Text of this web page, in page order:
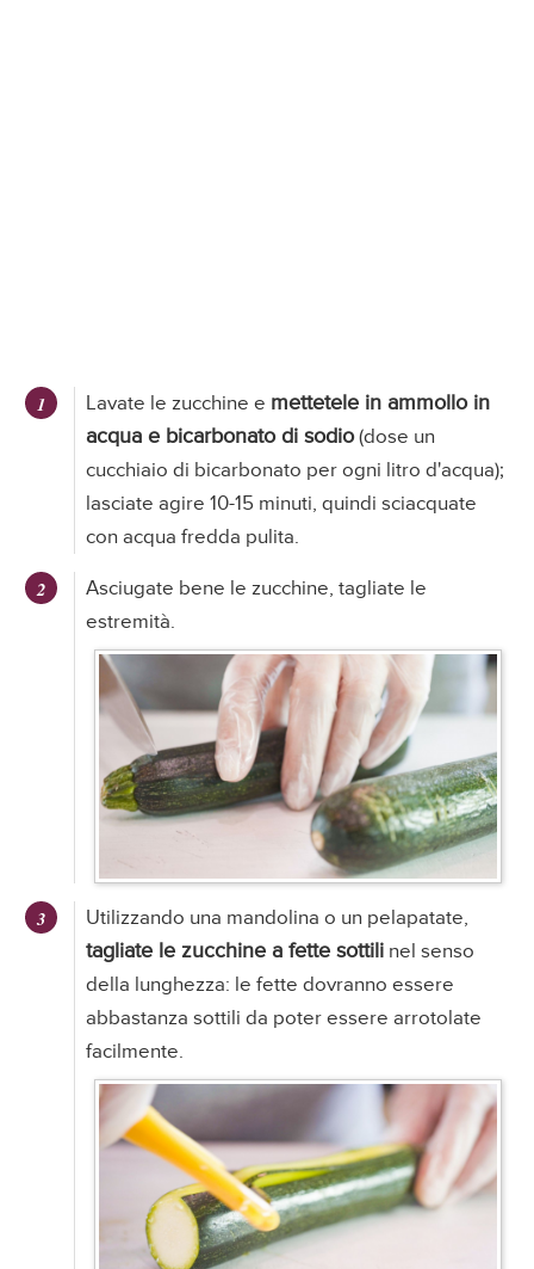
Lavate le zucchine e mettetele in ammollo in
acqua e bicarbonato di sodio(dose un
cucchiaio di bicarbonato per ogni litro d'acqua);
lasciate agire 10-15 minuti, quindi sciacquate
con acqua fredda pulita.
Asciugate bene le zucchine, tagliate le
estremità.
Utilizzando una mandolina o un pelapatate,
tagliate le zucchine a fette sottili nel senso
della lunghezza: le fette dovranno essere
abbastanza sottili da poter essere arrotolate
facilmente.